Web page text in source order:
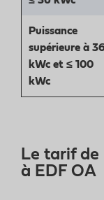
Puissance
supérieure à
kWc et ≤ 100
kWc
Le tarif
à EDF OA